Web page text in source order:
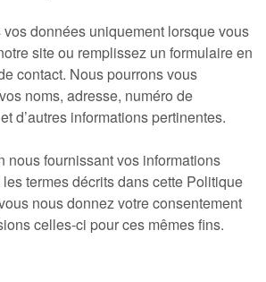
données uniquement lorsque vous
site ou remplissez un formulaire en
contact. Nous pourrons vous
noms, adresse, numéro de
d’autres informations pertinentes.
nous fournissant vos informations
termes décrits dans cette Politique
nous donnez votre consentement
celles-ci pour ces mêmes fins.